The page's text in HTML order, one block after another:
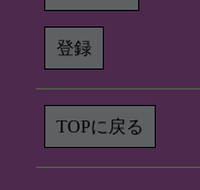
登録
TOPに戻る